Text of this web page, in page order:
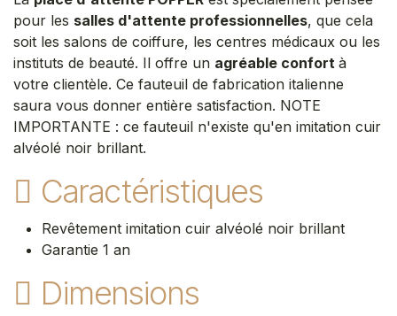
pour les salles d'attente professionnelles, que cela
soit les salons de coiffure, les centres médicaux ou les
instituts de beauté. Il offre un agréable confort à
votre clientèle. Ce fauteuil de fabrication italienne
saura vous donner entière satisfaction. NOTE
IMPORTANTE : ce fauteuil n'existe qu'en imitation cuir
alvéolé noir brillant.
Caractéristiques
Revêtement imitation cuir alvéolé noir brillant
Garantie 1 an
Dimensions